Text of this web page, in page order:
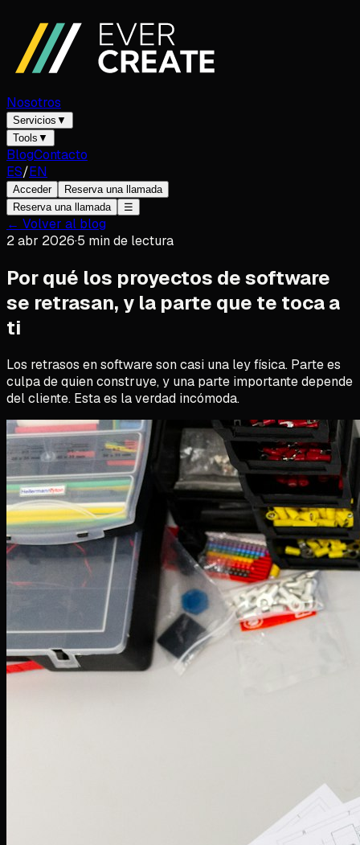
Nosotros
Servicios ▼
Tools ▼
BlogContacto
ES/EN
Acceder
Reserva una llamada
Reserva una llamada
☰
← Volver al blog
2 abr 2026·5 min de lectura
Por qué los proyectos de software
se retrasan, y la parte que te toca a
ti
Los retrasos en software son casi una ley física. Parte es
culpa de quien construye, y una parte importante depende
del cliente. Esta es la verdad incómoda.